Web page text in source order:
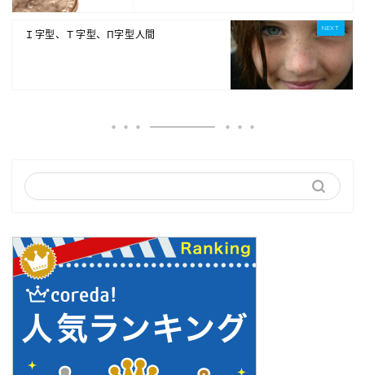
Ｉ字型、Ｔ字型、Π字型人間